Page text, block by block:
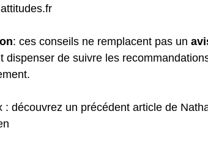
: ces conseils ne remplacent pas un
dispenser de suivre les
: découvrez un précédent article de